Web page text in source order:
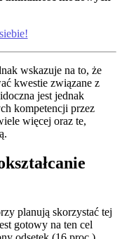
wskazuje na to, że
kwestie związane z
jest jednak
kompetencji przez
więcej oraz te,
planują skorzystać tej
gotowy na ten cel